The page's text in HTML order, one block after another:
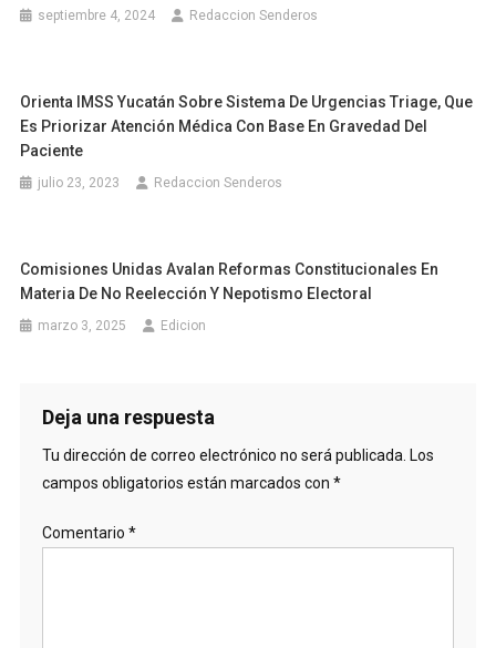
septiembre 4, 2024 Redaccion Senderos
Orienta IMSS Yucatán Sobre Sistema De Urgencias Triage, Que
Es Priorizar Atención Médica Con Base En Gravedad Del
Paciente
julio 23, 2023 Redaccion Senderos
Comisiones Unidas Avalan Reformas Constitucionales En
Materia De No Reelección Y Nepotismo Electoral
marzo 3, 2025 Edicion
Deja una respuesta
Tu dirección de correo electrónico no será publicada. Los
campos obligatorios están marcados con *
Comentario *